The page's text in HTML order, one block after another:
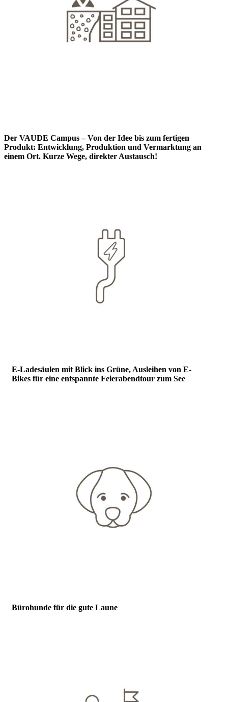
Der VAUDE Campus – Von der Idee bis zum fertigen
Produkt: Entwicklung, Produktion und Vermarktung an
einem Ort. Kurze Wege, direkter Austausch!
E-Ladesäulen mit Blick ins Grüne, Ausleihen von E-
Bikes für eine entspannte Feierabendtour zum See
Bürohunde für die gute Laune